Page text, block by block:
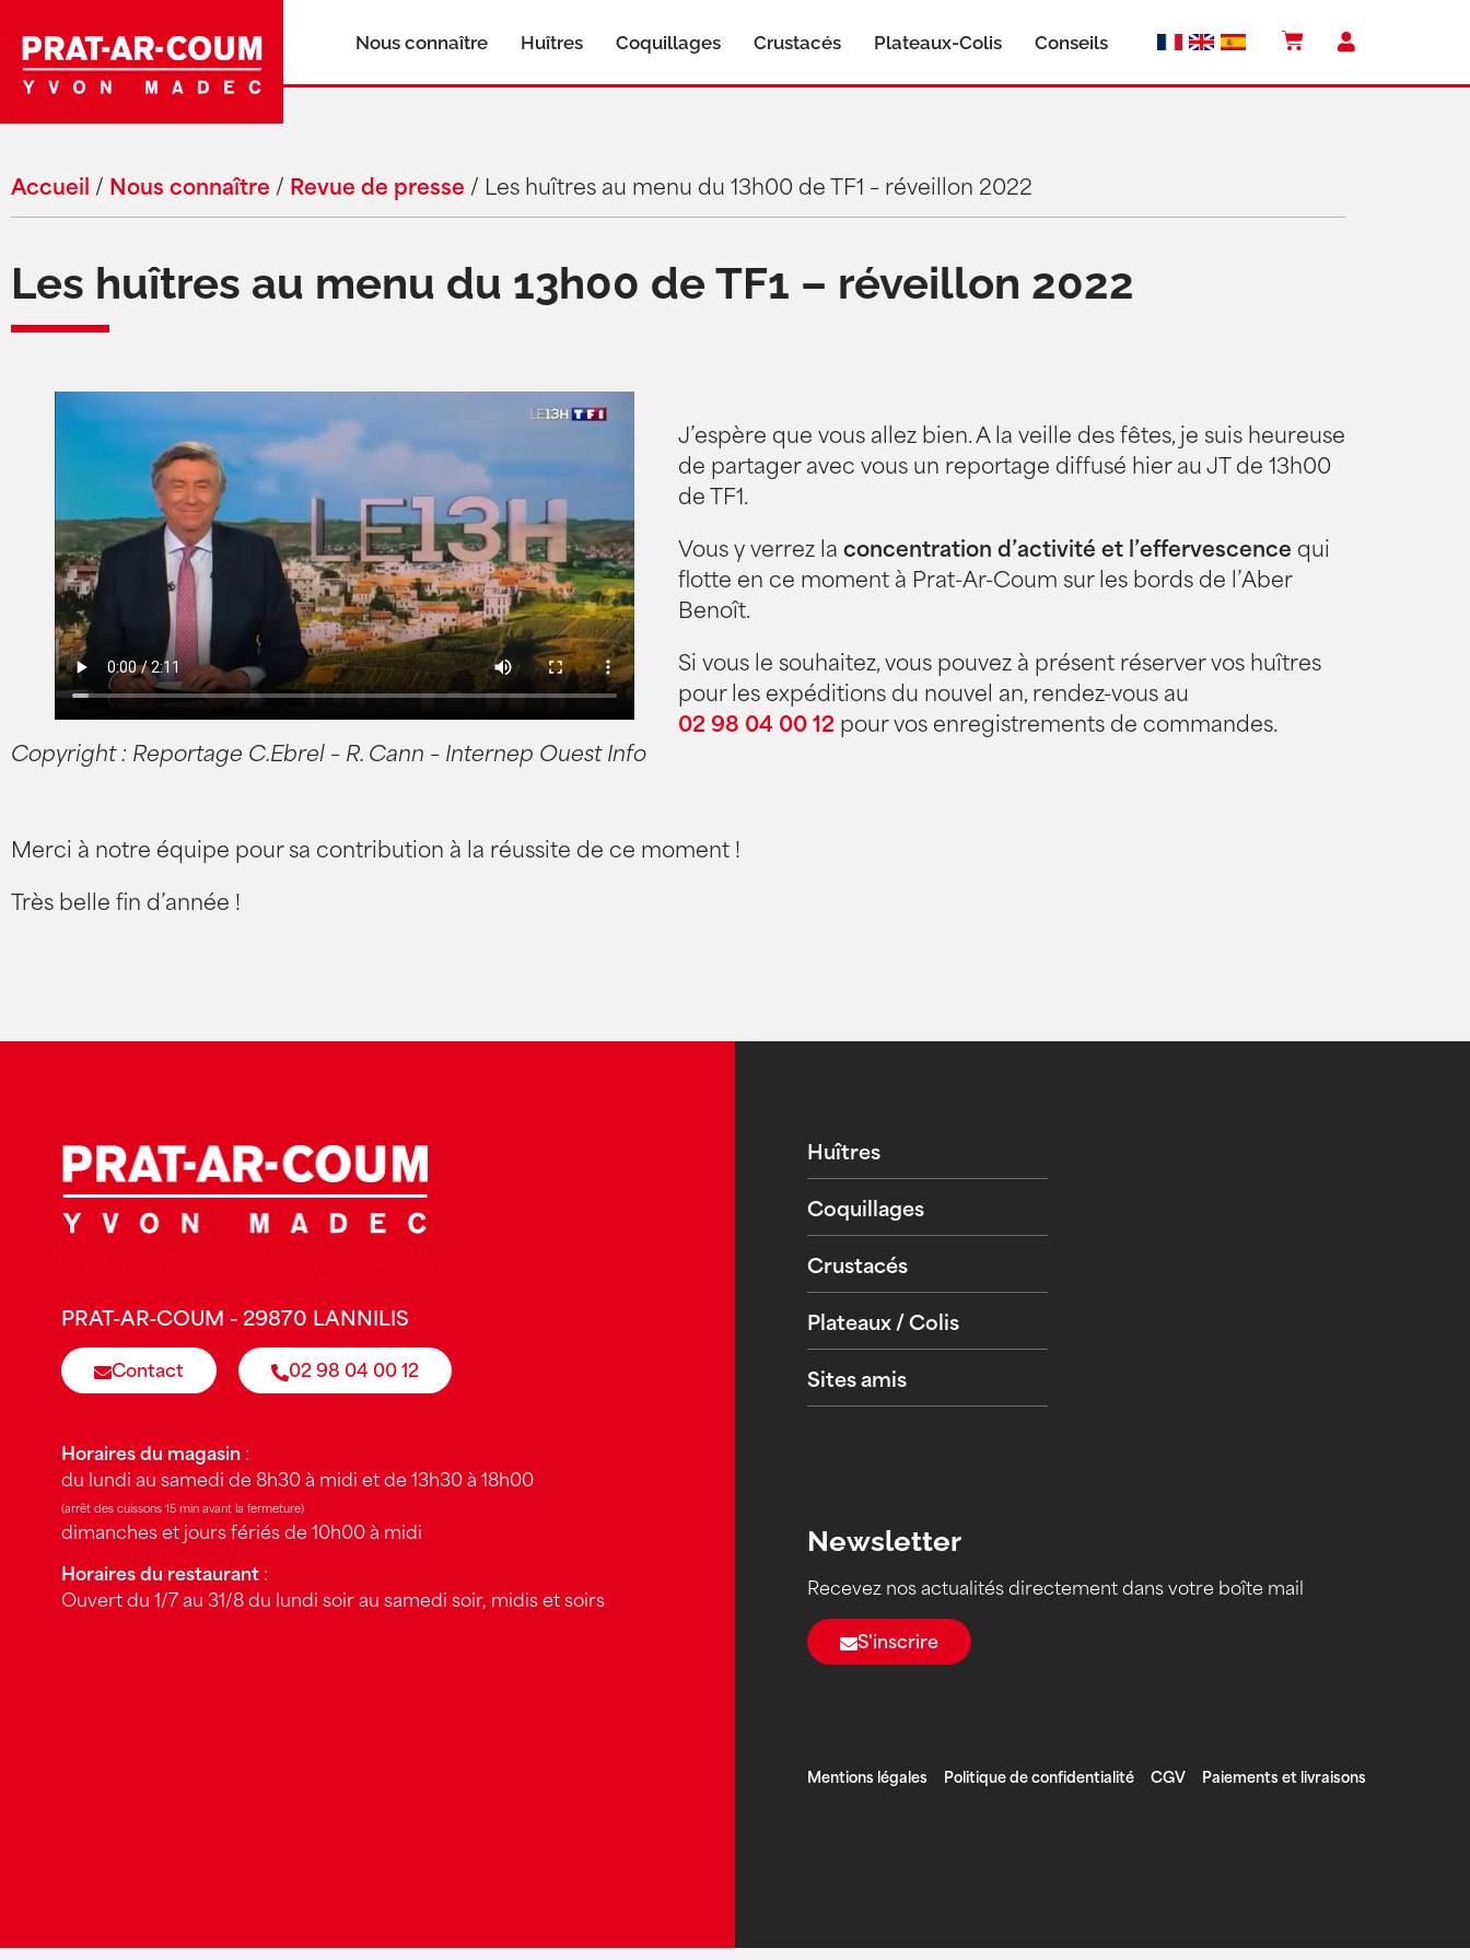
Nous connaître Huîtres Coquillages Crustacés Plateaux-Colis Conseils
Accueil / Nous connaître / Revue de presse / Les huîtres au menu du 13h00 de TF1 – réveillon 2022
Les huîtres au menu du 13h00 de TF1 – réveillon 2022
Copyright : Reportage C.Ebrel – R. Cann – Internep Ouest Info
J’espère que vous allez bien. A la veille des fêtes, je suis heureuse
de partager avec vous un reportage diffusé hier au JT de 13h00
de TF1.
Vous y verrez la concentration d’activité et l’effervescence qui
flotte en ce moment à Prat-Ar-Coum sur les bords de l’Aber
Benoît.
Si vous le souhaitez, vous pouvez à présent réserver vos huîtres
pour les expéditions du nouvel an, rendez-vous au
02 98 04 00 12 pour vos enregistrements de commandes.
Merci à notre équipe pour sa contribution à la réussite de ce moment !
Très belle fin d’année !
PRAT-AR-COUM - 29870 LANNILIS
Contact 02 98 04 00 12
Horaires du magasin :
du lundi au samedi de 8h30 à midi et de 13h30 à 18h00
(arrêt des cuissons 15 min avant la fermeture)
dimanches et jours fériés de 10h00 à midi
Horaires du restaurant :
Ouvert du 1/7 au 31/8 du lundi soir au samedi soir, midis et soirs
Huîtres
Coquillages
Crustacés
Plateaux / Colis
Sites amis
Newsletter
Recevez nos actualités directement dans votre boîte mail
S'inscrire
Mentions légales Politique de confidentialité CGV Paiements et livraisons